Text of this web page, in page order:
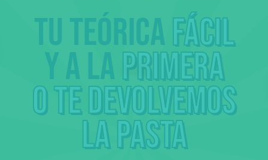
Tu teórica fácil
y a la primera
o te devolvemos
la pasta